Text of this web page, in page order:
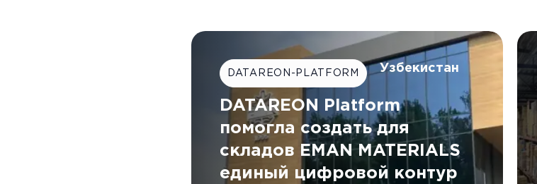
DATAREON-PLATFORM Узбекистан
DATAREON Platform
помогла создать для
складов EMAN MATERIALS
единый цифровой контур